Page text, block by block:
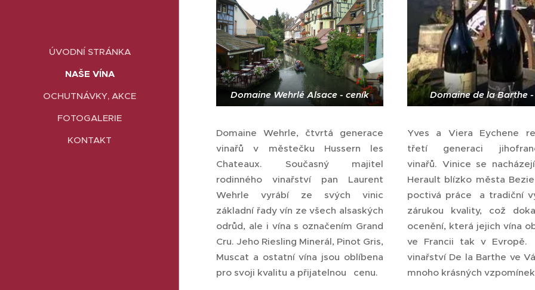
ÚVODNÍ STRÁNKA
NAŠE VÍNA
OCHUTNÁVKY, AKCE
FOTOGALERIE
KONTAKT
Domaine Wehrlé Alsace - ceník
Domaine Wehrle, čtvrtá generace
vinařů v městečku Hussern les
Chateaux. Současný majitel
rodinného vinařství pan Laurent
Wehrle vyrábí ze svých vinic
základní řady vín ze všech alsaských
odrůd, ale i vína s označením Grand
Cru. Jeho Riesling Minerál, Pinot Gris,
Muscat a ostatní vína jsou oblíbena
pro svoji kvalitu a přijatelnou cenu.
Domaine de la Barthe
Yves a Viera Eychene
třetí generaci
vinařů. Vinice se
Herault blízko města
poctivá práce a tradiční
zárukou kvality, což
ocenění, která jejich vína
ve Francii tak v Evropě.
vinařství De la Barthe ve
mnoho krásných